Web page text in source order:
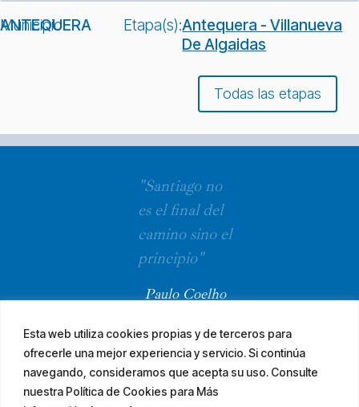
Esta web utiliza cookies propias y de terceros para
ofrecerle una mejor experiencia y servicio. Si continúa
navegando, consideramos que acepta su uso. Consulte
nuestra Política de Cookies para Más
Municipio:
ANTEQUERA Etapa(s):Antequera - Villanueva
De Algaidas
Todas las etapas
"Santiago no
es el final del
camino sino el
principio"
Paulo Coelho